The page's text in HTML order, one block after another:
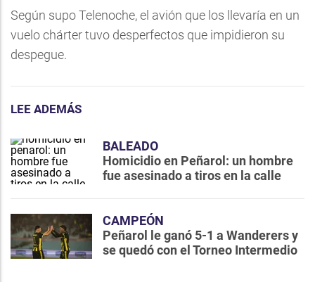
Según supo Telenoche, el avión que los llevaría en un
vuelo chárter tuvo desperfectos que impidieron su
despegue.
LEE ADEMÁS
BALEADO
Homicidio en Peñarol: un hombre
fue asesinado a tiros en la calle
CAMPEÓN
Peñarol le ganó 5-1 a Wanderers y
se quedó con el Torneo Intermedio